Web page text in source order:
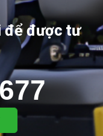
để được tư